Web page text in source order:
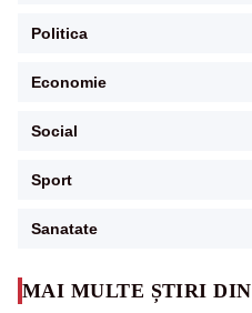
MAI MULTE ȘTIRI DIN
Politica
Economie
Social
Sport
Sanatate